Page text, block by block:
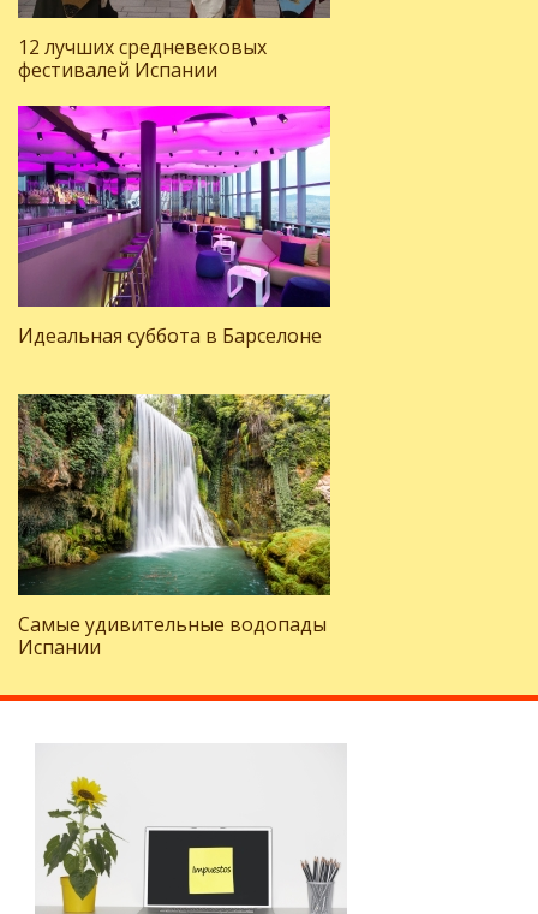
12 лучших средневековых
фестивалей Испании
Идеальная суббота в Барселоне
Самые удивительные водопады
Испании